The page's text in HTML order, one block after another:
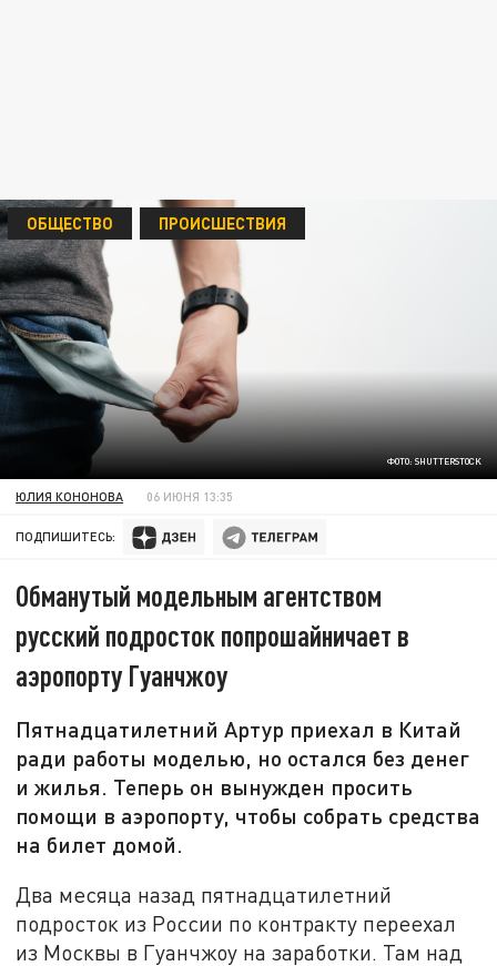
ФОТО: SHUTTERSTOCK
ОБЩЕСТВО ПРОИСШЕСТВИЯ
ЮЛИЯ КОНОНОВА 06 ИЮНЯ 13:35
ПОДПИШИТЕСЬ:
Обманутый модельным агентством
русский подросток попрошайничает в
аэропорту Гуанчжоу
Пятнадцатилетний Артур приехал в Китай
ради работы моделью, но остался без денег
и жилья. Теперь он вынужден просить
помощи в аэропорту, чтобы собрать средства
на билет домой.
Два месяца назад пятнадцатилетний
подросток из России по контракту переехал
из Москвы в Гуанчжоу на заработки. Там над